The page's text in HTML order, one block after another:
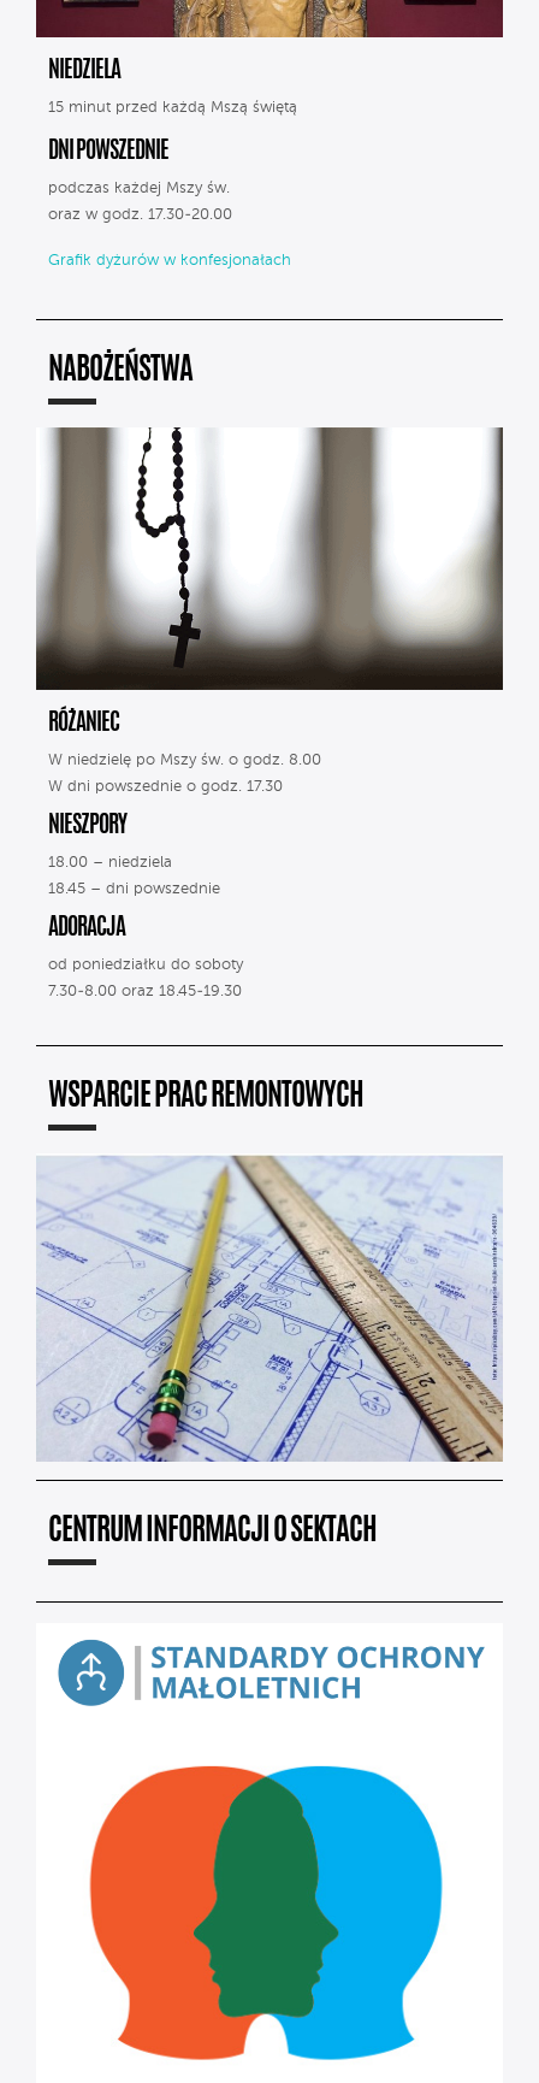
NIEDZIELA
15 minut przed każdą Mszą świętą
DNI POWSZEDNIE
podczas każdej Mszy św.
oraz w godz. 17.30-20.00
Grafik dyżurów w konfesjonałach
NABOŻEŃSTWA
RÓŻANIEC
W niedzielę po Mszy św. o godz. 8.00
W dni powszednie o godz. 17.30
NIESZPORY
18.00 – niedziela
18.45 – dni powszednie
ADORACJA
od poniedziałku do soboty
7.30-8.00 oraz 18.45-19.30
WSPARCIE PRAC REMONTOWYCH
CENTRUM INFORMACJI O SEKTACH